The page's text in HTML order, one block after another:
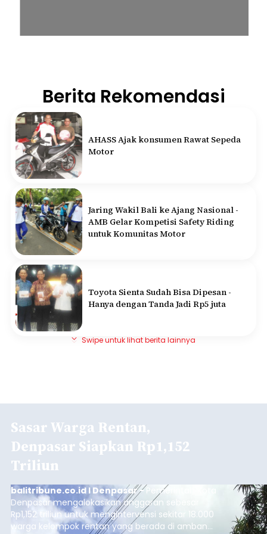
Berita Rekomendasi
AHASS Ajak konsumen Rawat Sepeda
Motor
Jaring Wakil Bali ke Ajang Nasional -
AMB Gelar Kompetisi Safety Riding
untuk Komunitas Motor
Toyota Sienta Sudah Bisa Dipesan -
Hanya dengan Tanda Jadi Rp5 juta
Swipe untuk lihat berita lainnya
Sasar Warga Rentan,
Denpasar Siapkan Rp1,152
Triliun
balitribune.co.id I Denpasar -Pemerintah Kota
Denpasar mengalokasikan anggaran sebesar
Rp1,152 triliun untuk mengintervensi sekitar 18.000
warga kelompok rentan yang berada di ambang